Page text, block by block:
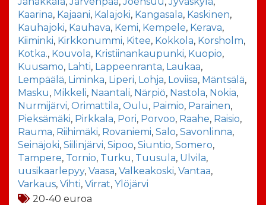
Kaarina, Kajaani, Kalajoki, Kangasala, Kaskinen,
Kauhajoki, Kauhava, Kemi, Kempele, Kerava,
Kiiminki, Kirkkonummi, Kitee, Kokkola, Korsholm,
Kotka., Kouvola, Kristiinankaupunki, Kuopio,
Kuusamo, Lahti, Lappeenranta, Laukaa,
Lempäälä, Liminka, Liperi, Lohja, Loviisa, Mäntsälä,
Masku, Mikkeli, Naantali, Närpiö, Nastola, Nokia,
Nurmijärvi, Orimattila, Oulu, Paimio, Parainen,
Pieksämäki, Pirkkala, Pori, Porvoo, Raahe, Raisio,
Rauma, Riihimäki, Rovaniemi, Salo, Savonlinna,
Seinäjoki, Siilinjärvi, Sipoo, Siuntio, Somero,
Tampere, Tornio, Turku, Tuusula, Ulvila,
uusikaarlepyy, Vaasa, Valkeakoski, Vantaa,
Varkaus, Vihti, Virrat, Ylöjärvi
20-40 euroa